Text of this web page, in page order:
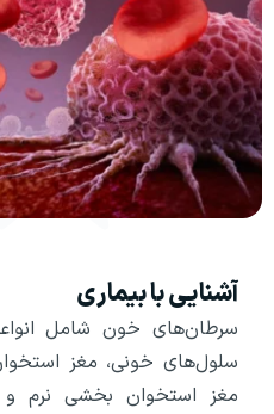
آشنایی با بیماری
سرطان‌های خون شامل
سلول‌های خونی، مغز
مغز استخوان بخشی نرم